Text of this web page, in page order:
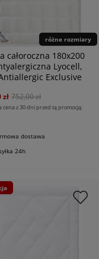
różne rozmiary
całoroczna 180x200
Lyocell,
Exclusive
zł 752,00 zł
cena z 30 dni przed tą promocją:
dostawa
24h